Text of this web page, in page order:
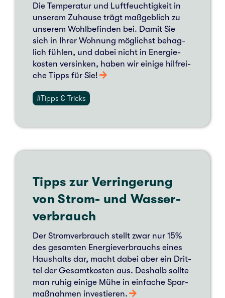
Die Tem­pe­ra­tur und Luft­feuch­tig­keit in
unse­rem Zuhau­se trägt maß­geb­lich zu
unse­rem Wohl­be­fin­den bei. Damit Sie
sich in Ihrer Woh­nung mög­lichst behag­
lich fühlen, und dabei nicht in Ener­gie­
kos­ten ver­sin­ken, haben wir einige hilf­rei­
che Tipps für Sie!
#Tipps & Tricks
Tipps zur Ver­rin­ge­rung
von Strom- und Was­ser­
ver­brauch
Der Strom­ver­brauch stellt zwar nur 15%
des gesam­ten Ener­gie­ver­brauchs eines
Haus­halts dar, macht dabei aber ein Drit­
tel der Gesamt­kos­ten aus. Des­halb sollte
man ruhig einige Mühe in ein­fa­che Spar­
maß­nah­men inves­tie­ren.